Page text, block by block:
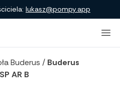
lukasz@pompy.app
Buderus / Buderus
AR B